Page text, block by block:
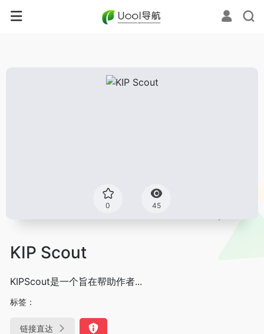
0 45
KIP Scout
KIPScout是一个旨在帮助作者...
标签：
链接直达